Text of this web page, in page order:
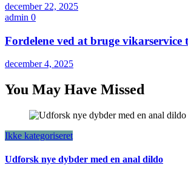
december 22, 2025
admin 0
Fordelene ved at bruge
december 4, 2025
You May Have Missed
Ikke kategoriseret
Udforsk nye dybder med en anal dildo